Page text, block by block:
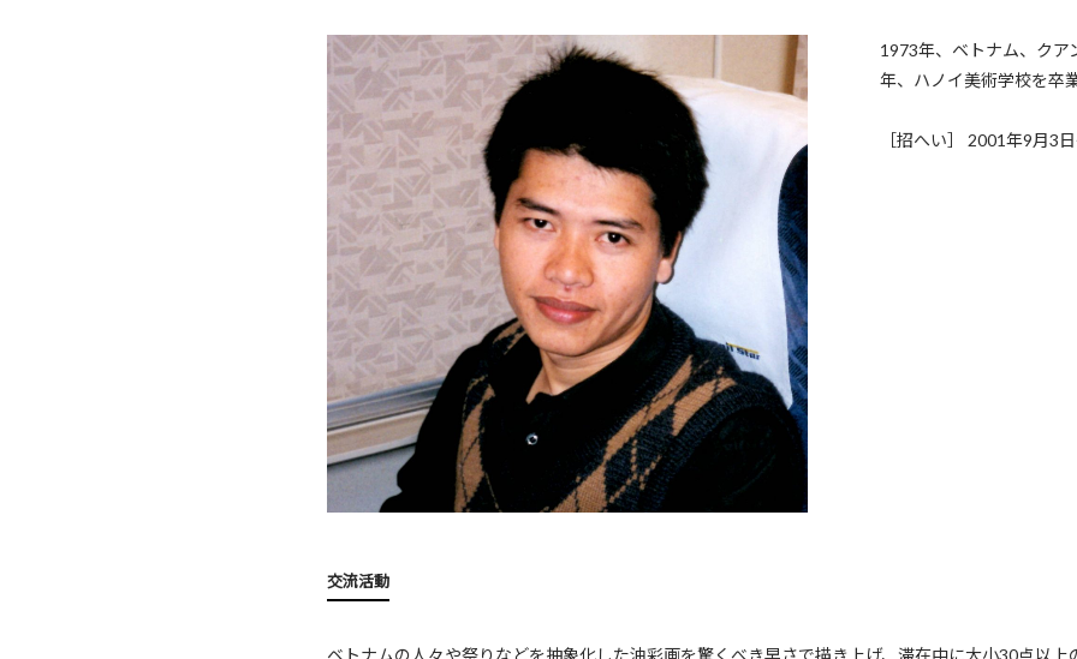
あじびの楽しみ方
1973年、ベトナム、ク
年、ハノイ美術学校を卒
［招へい］ 2001年9月3
交流活動
ベトナムの人々や祭りなどを抽象化した油彩画を驚くべき早さで描き上げ、滞在中に大小30点以上